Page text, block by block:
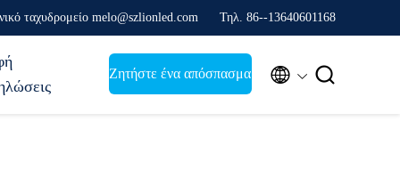
ταχυδρομείο melo@szlionled.com Τηλ. 86--13640601168
Ζητήστε ένα απόσπασμα  